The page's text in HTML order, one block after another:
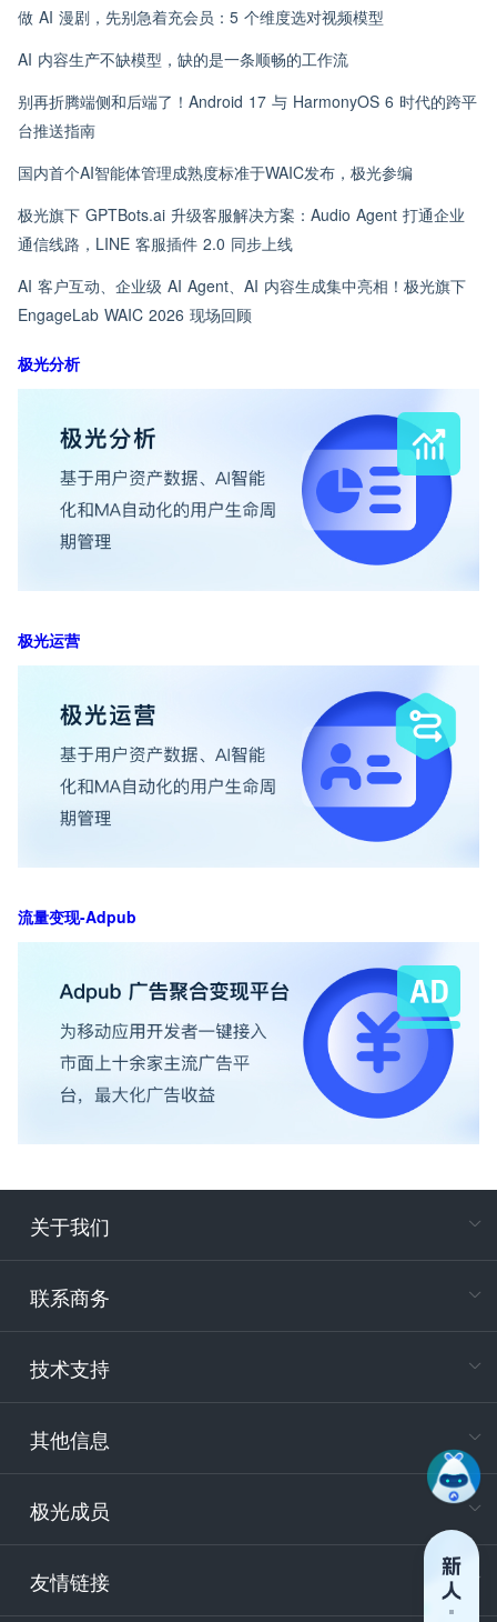
做 AI 漫剧，先别急着充会员：5 个维度选对视频模型
AI 内容生产不缺模型，缺的是一条顺畅的工作流
别再折腾端侧和后端了！Android 17 与 HarmonyOS 6 时代的跨平
台推送指南
国内首个AI智能体管理成熟度标准于WAIC发布，极光参编
极光旗下 GPTBots.ai 升级客服解决方案：Audio Agent 打通企业
通信线路，LINE 客服插件 2.0 同步上线
AI 客户互动、企业级 AI Agent、AI 内容生成集中亮相！极光旗下
EngageLab WAIC 2026 现场回顾
极光分析
极光运营
流量变现-Adpub
关于我们
联系商务
技术支持
其他信息
极光成员
友情链接
电
400-
技
安